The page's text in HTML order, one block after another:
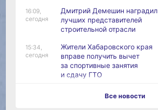
16:09,
сегодня
Дмитрий Демешин наградил
лучших представителей
строительной отрасли
15:34,
сегодня
Жители Хабаровского края
вправе получить вычет
за спортивные занятия
и сдачу ГТО
В Хабаровске уровень
Все новости